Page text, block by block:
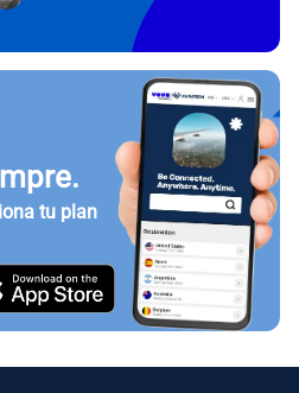
tu plan